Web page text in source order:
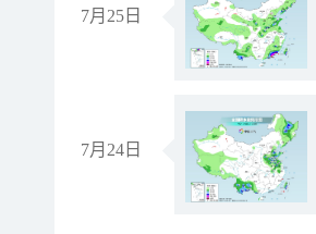
7月25日
7月24日